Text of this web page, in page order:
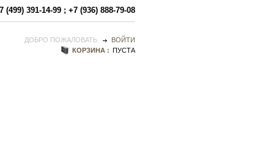
(499) 391-14-99 ; +7 (936) 888-79-08
ДОБРО ПОЖАЛОВАТЬ
ВОЙТИ
КОРЗИНА :
ПУСТА